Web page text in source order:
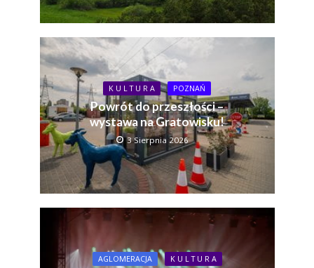
K U L T U R A POZNAŃ
Powrót do przeszłości –
wystawa na Gratowisku!
3 Sierpnia 2026
AGLOMERACJA K U L T U R A